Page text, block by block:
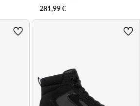
281,99€